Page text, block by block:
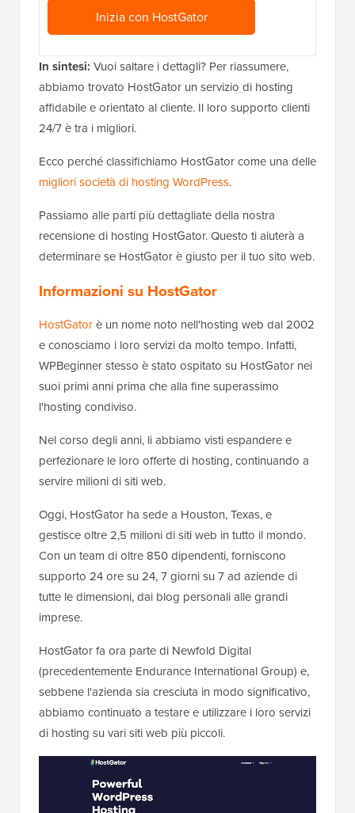
Inizia con HostGator
In sintesi: Vuoi saltare i dettagli? Per riassumere,
abbiamo trovato HostGator un servizio di hosting
affidabile e orientato al cliente. Il loro supporto clienti
24/7 è tra i migliori.
Ecco perché classifichiamo HostGator come una delle
migliori società di hosting WordPress.
Passiamo alle parti più dettagliate della nostra
recensione di hosting HostGator. Questo ti aiuterà a
determinare se HostGator è giusto per il tuo sito web.
Informazioni su HostGator
HostGatorè un nome noto nell'hosting web dal 2002
e conosciamo i loro servizi da molto tempo. Infatti,
WPBeginner stesso è stato ospitato su HostGator nei
suoi primi anni prima che alla fine superassimo
l'hosting condiviso.
Nel corso degli anni, li abbiamo visti espandere e
perfezionare le loro offerte di hosting, continuando a
servire milioni di siti web.
Oggi, HostGator ha sede a Houston, Texas, e
gestisce oltre 2,5 milioni di siti web in tutto il mondo.
Con un team di oltre 850 dipendenti, forniscono
supporto 24 ore su 24, 7 giorni su 7 ad aziende di
tutte le dimensioni, dai blog personali alle grandi
imprese.
HostGator fa ora parte di Newfold Digital
(precedentemente Endurance International Group) e,
sebbene l'azienda sia cresciuta in modo significativo,
abbiamo continuato a testare e utilizzare i loro servizi
di hosting su vari siti web più piccoli.